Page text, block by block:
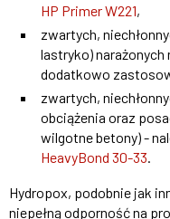
HP Primer W221,
zwartych,
lastryko) narażonych
dodatkowo
zwartych,
obciążenia oraz
wilgotne betony) -
HeavyBond 30-33.
Hydropox, podobnie jak
niepełną odporność na